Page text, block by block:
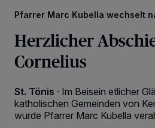
Pfarrer Marc Kubella wechselt
Herzlicher
Cornelius
St. Tönis · Im Beisein etlicher
katholischen Gemeinden von
wurde Pfarrer Marc Kubella
Wir und unsere 218-Partner speichern
Kennungen auf Ihrem Gerät zu. Durch
Tracking-Technologien für die unter „Wir
Zwecke. Wenn Tracker deaktiviert sind,
Anzeigen möglicherweise nicht mehr so
dieses Menü jederzeit wieder aufrufen,
ändern oder Ihre Einwilligung zu